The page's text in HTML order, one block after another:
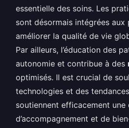
essentielle des soins. Les
sont désormais intégrées
améliorer la qualité de vie
Par ailleurs, l’éducation des
autonomie et contribue à des
optimisés. Il est crucial de
technologies et des
soutiennent efficacement une
d’accompagnement et de